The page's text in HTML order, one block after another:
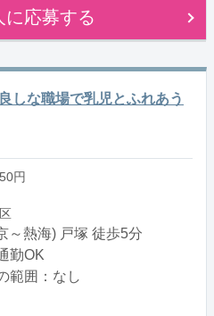
に応募する
しな職場で乳児とふれあう
円
～熱海) 戸塚 徒歩5分
勤OK
範囲：なし